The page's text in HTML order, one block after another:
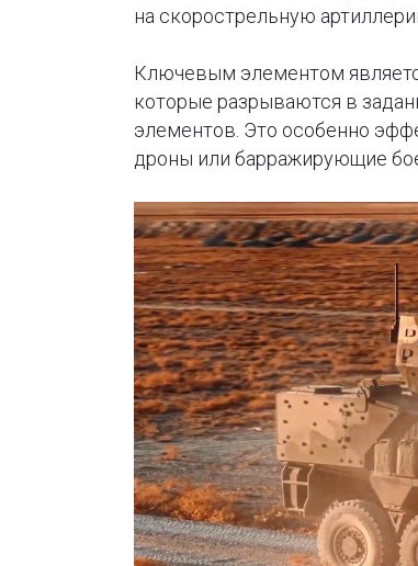
на скорострельную
Ключевым элементом
которые разрываются в
элементов. Это особенно
дроны или барражирующие